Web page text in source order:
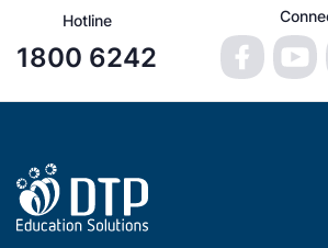
Hotline
1800 6242